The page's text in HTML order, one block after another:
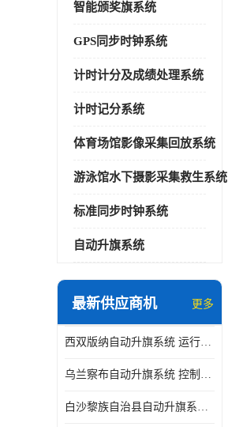
智能颁奖旗系统
GPS同步时钟系统
计时计分及成绩处理系统
计时记分系统
体育场馆影像采集回放系统
游泳馆水下摄影采集救生系统
标准同步时钟系统
自动升旗系统
最新供应商机 更多
西双版纳自动升旗系统 运行平稳 功能强大
乌兰察布自动升旗系统 控制灵活 设计简单 灵活 提高工作效率
白沙黎族自治县自动升旗系统 操作简单 提高工作效率 安装简单